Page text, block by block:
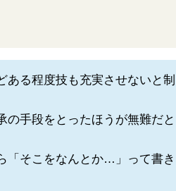
ある程度技も充実させないと制
の手段をとったほうが無難だと
「そこをなんとか…」って書き